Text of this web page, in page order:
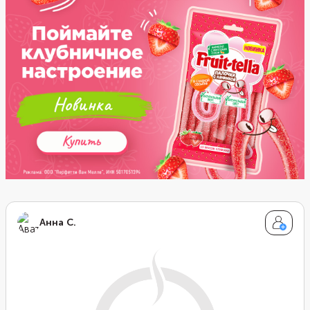
Если же вы хотите больше французского вкуса,
выбирайте тимьян или розмарин.
Анна С.